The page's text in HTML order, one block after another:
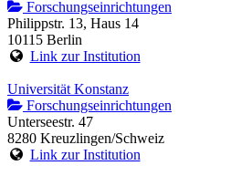
Forschungseinrichtungen
Philippstr. 13, Haus 14
10115 Berlin
Link zur Institution
Universität Konstanz
Forschungseinrichtungen
Unterseestr. 47
8280 Kreuzlingen/Schweiz
Link zur Institution